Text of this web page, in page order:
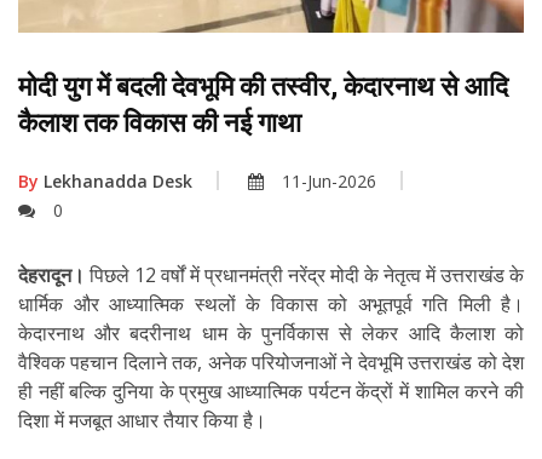
मोदी युग में बदली देवभूमि की तस्वीर, केदारनाथ से आदि
कैलाश तक विकास की नई गाथा
By Lekhanadda Desk
11-Jun-2026
0
देहरादून।पिछले 12 वर्षों में प्रधानमंत्री नरेंद्र मोदी के नेतृत्व में उत्तराखंड के
धार्मिक और आध्यात्मिक स्थलों के विकास को अभूतपूर्व गति मिली है।
केदारनाथ और बदरीनाथ धाम के पुनर्विकास से लेकर आदि कैलाश को
वैश्विक पहचान दिलाने तक, अनेक परियोजनाओं ने देवभूमि उत्तराखंड को देश
ही नहीं बल्कि दुनिया के प्रमुख आध्यात्मिक पर्यटन केंद्रों में शामिल करने की
दिशा में मजबूत आधार तैयार किया है।